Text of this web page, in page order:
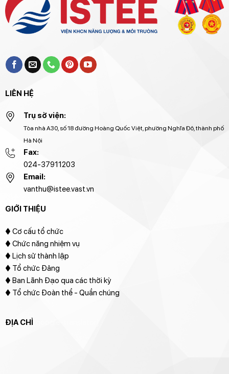
LIÊN HỆ
Trụ sở viện:
Tòa nhà A30, số 18 đường Hoàng Quốc Việt, phường Nghĩa Đô, thành phố
Hà Nội
Fax:
024-37911203
Email:
vanthu@istee.vast.vn
GIỚI THIỆU
♦ Cơ cấu tổ chức
♦ Chức năng nhiệm vụ
♦ Lịch sử thành lập
♦ Tổ chức Đảng
♦ Ban Lãnh Đạo qua các thời kỳ
♦ Tổ chức Đoàn thể - Quần chúng
ĐỊA CHỈ